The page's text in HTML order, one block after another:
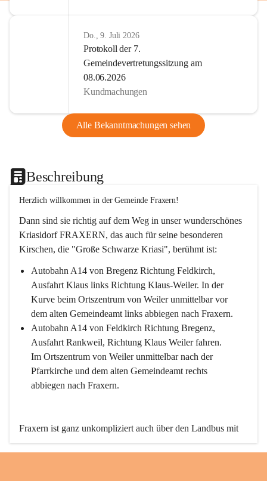
Do., 9. Juli 2026
Protokoll der 7.
Gemeindevertretungssitzung am
08.06.2026
Kundmachungen
Alle Bekanntmachungen sehen
Beschreibung
Herzlich willkommen in der Gemeinde Fraxern!
Dann sind sie richtig auf dem Weg in unser wunderschönes
Kriasidorf FRAXERN, das auch für seine besonderen
Kirschen, die "Große Schwarze Kriasi", berühmt ist:
Autobahn A14 von Bregenz Richtung Feldkirch,
Ausfahrt Klaus links Richtung Klaus-Weiler. In der
Kurve beim Ortszentrum von Weiler unmittelbar vor
dem alten Gemeindeamt links abbiegen nach Fraxern.
Autobahn A14 von Feldkirch Richtung Bregenz,
Ausfahrt Rankweil, Richtung Klaus Weiler fahren.
Im Ortszentrum von Weiler unmittelbar nach der
Pfarrkirche und dem alten Gemeindeamt rechts
abbiegen nach Fraxern.
Fraxern ist ganz unkompliziert auch über den Landbus mit
den öffentlichen Verkehrsmitteln zu erreichen. Die Linie